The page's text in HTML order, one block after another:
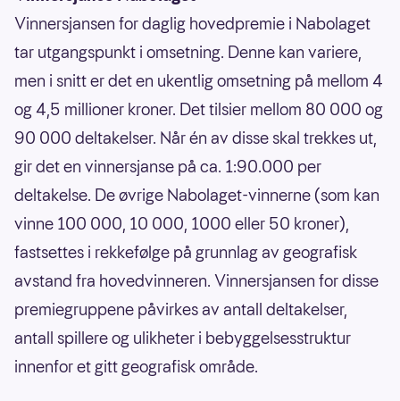
Vinnersjansen for daglig hovedpremie i Nabolaget
tar utgangspunkt i omsetning. Denne kan variere,
men i snitt er det en ukentlig omsetning på mellom 4
og 4,5 millioner kroner. Det tilsier mellom 80 000 og
90 000 deltakelser. Når én av disse skal trekkes ut,
gir det en vinnersjanse på ca. 1:90.000 per
deltakelse. De øvrige Nabolaget-vinnerne (som kan
vinne 100 000, 10 000, 1000 eller 50 kroner),
fastsettes i rekkefølge på grunnlag av geografisk
avstand fra hovedvinneren. Vinnersjansen for disse
premiegruppene påvirkes av antall deltakelser,
antall spillere og ulikheter i bebyggelsesstruktur
innenfor et gitt geografisk område.